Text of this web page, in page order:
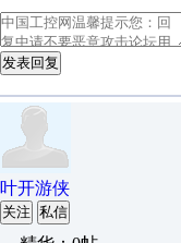
发表回复
叶开游侠
关注 私信